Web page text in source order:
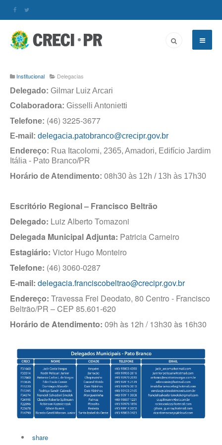
Institucional Delegacias
Delegado: Gilmar Luiz Arcari
Colaboradora: Gisselli Antonietti
Telefone: (46) 3225-3677
E-mail: delegacia.patobranco@crecipr.gov.br
Endereço: Rua Itacolomi, 2365, Amadori, Edifício Jardim
Itália - Pato Branco/PR
Horário de Atendimento: 08h30 às 12h / 13h às 17h30
Escritório Regional – Francisco Beltrão
Delegado: Luiz Alberto Tomazoni
Delegada Municipal Adjunta: Patricia Carneiro
Estagiário: Victor Hugo Monteiro
Telefone: (46) 3060-0287
E-mail: delegacia.franciscobeltrao@crecipr.gov.br
Endereço: Travessa Frei Deodato, 80 Centro - Francisco
Beltrão/PR – CEP 85.601-620
Horário de Atendimento: 09h às 12h / 13h30 às 16h30
share